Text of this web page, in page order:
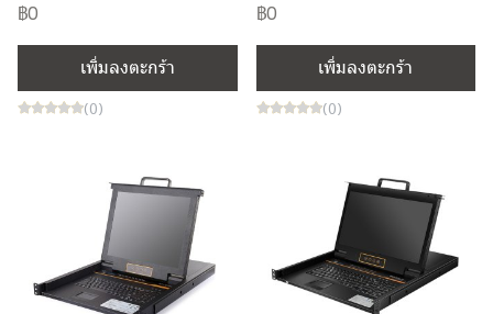
฿0
เพิ่มลงตะกร้า
(0)
฿0
เพิ่มลงตะกร้า
(0)